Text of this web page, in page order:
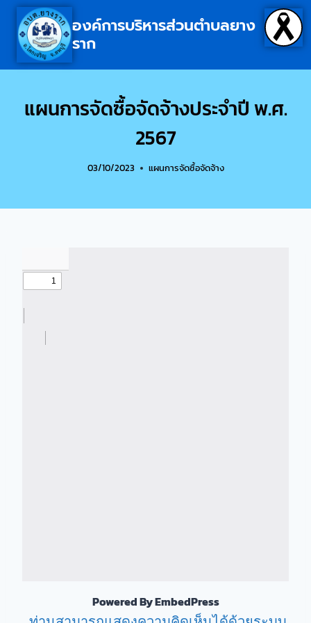
องค์การบริหารส่วนตำบลยาง
ราก
แผนการจัดซื้อจัดจ้างประจำปี พ.ศ.
2567
03/10/2023 แผนการจัดซื้อจัดจ้าง
Powered By EmbedPress